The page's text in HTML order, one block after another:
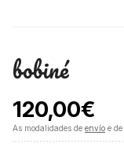
bobiné
120,00€
As modalidades de envío e de